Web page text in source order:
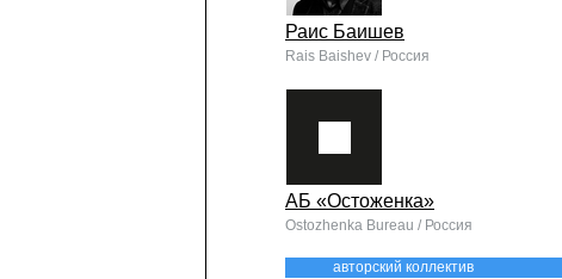
Раис Баишев
Rais Baishev / Россия
АБ «Остоженка»
Ostozhenka Bureau / Россия
авторский коллектив